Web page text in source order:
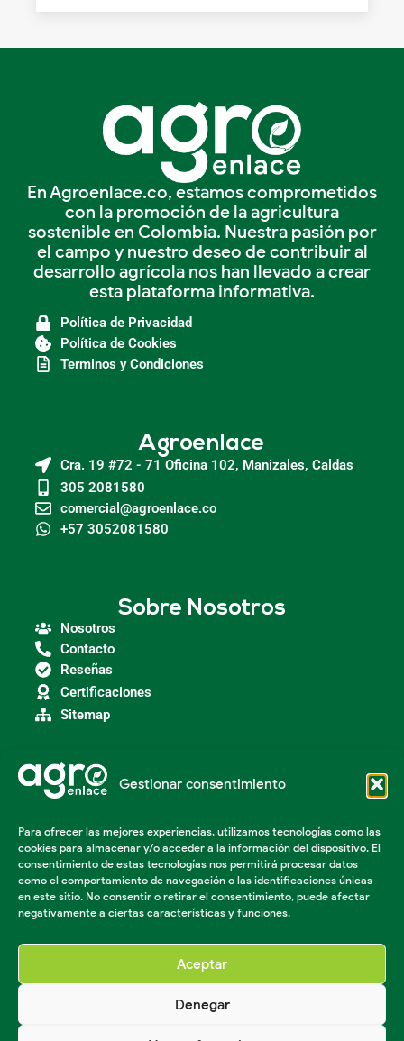
Gestionar consentimiento
Para ofrecer las mejores experiencias, utilizamos tecnologías como las
cookies para almacenar y/o acceder a la información del dispositivo. El
consentimiento de estas tecnologías nos permitirá procesar datos
como el comportamiento de navegación o las identificaciones únicas
en este sitio. No consentir o retirar el consentimiento, puede afectar
negativamente a ciertas características y funciones.
Aceptar
Denegar
En Agroenlace.co, estamos comprometidos
con la promoción de la agricultura
sostenible en Colombia. Nuestra pasión por
el campo y nuestro deseo de contribuir al
desarrollo agrícola nos han llevado a crear
esta plataforma informativa.
Política de Privacidad
Política de Cookies
Terminos y Condiciones
Agroenlace
Cra. 19 #72 - 71 Oficina 102, Manizales, Caldas
305 2081580
comercial@agroenlace.co
+57 3052081580
Sobre Nosotros
Nosotros
Contacto
Reseñas
Certificaciones
Sitemap
Categorías
Insumos Agrícolas
Maquinaria Agroindustrial
Maquinaria Industrial
Acondicionador de suelos
Herramientas Agricolas